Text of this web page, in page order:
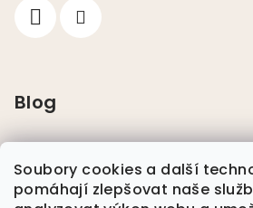
Soubory cookies a další
pomáhají zlepšovat naše
Blog
Pláštěnky pro psy